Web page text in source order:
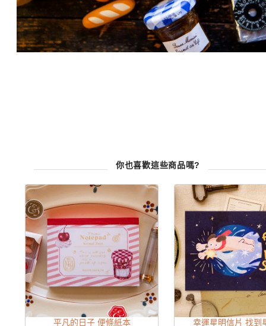
你也喜歡這些商品嗎?
平凡的日子 便條紙本 幸運星明信片 找到